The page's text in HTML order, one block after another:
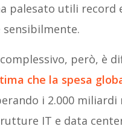
palesato utili
però, è
che la spesa
i 2.000
IT e data